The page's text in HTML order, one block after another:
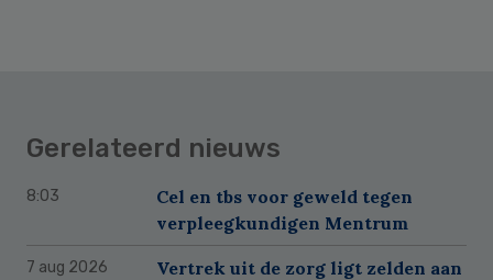
Gerelateerd nieuws
8:03
Cel en tbs voor geweld tegen
verpleegkundigen Mentrum
7 aug 2026
Vertrek uit de zorg ligt zelden aan